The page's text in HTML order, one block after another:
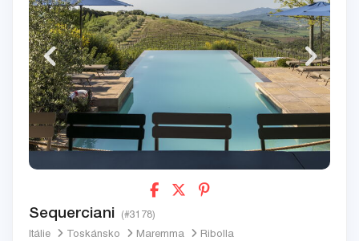
Sequerciani (#3178)
Itálie Toskánsko Maremma
Ribolla